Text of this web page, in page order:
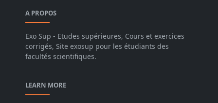
A PROPOS
Exo Sup - Etudes supérieures, Cours et exercices
corrigés, Site exosup pour les étudiants des
facultés scientifiques.
LEARN MORE